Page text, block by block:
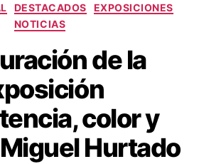
DESTACADOS
EXPOSICIONES
NOTICIAS
de la
color y
Miguel Hurtado